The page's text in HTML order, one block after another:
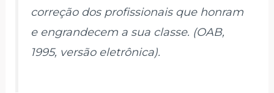
correção dos profissionais que honram
e engrandecem a sua classe. (OAB,
1995, versão eletrônica).